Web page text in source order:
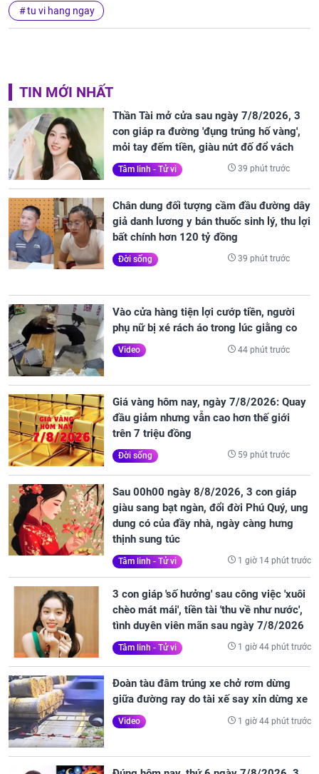
tu vi hang ngay
TIN MỚI NHẤT
Thần Tài mở cửa sau ngày 7/8/2026, 3
con giáp ra đường 'đụng trúng hố vàng',
mỏi tay đếm tiền, giàu nứt đố đổ vách
Tâm linh - Tử vi 39 phút trước
Chân dung đối tượng cầm đầu đường dây
giả danh lương y bán thuốc sinh lý, thu lợi
bất chính hơn 120 tỷ đồng
Đời sống 39 phút trước
Vào cửa hàng tiện lợi cướp tiền, người
phụ nữ bị xé rách áo trong lúc giằng co
Video 44 phút trước
Giá vàng hôm nay, ngày 7/8/2026: Quay
đầu giảm nhưng vẫn cao hơn thế giới
trên 7 triệu đồng
Đời sống 59 phút trước
Sau 00h00 ngày 8/8/2026, 3 con giáp
giàu sang bạt ngàn, đổi đời Phú Quý, ung
dung có của đầy nhà, ngày càng hưng
thịnh sung túc
Tâm linh - Tử vi 1 giờ 14 phút trước
3 con giáp 'số hưởng' sau công việc 'xuôi
chèo mát mái', tiền tài 'thu về như nước',
tình duyên viên mãn sau ngày 7/8/2026
Tâm linh - Tử vi 1 giờ 44 phút trước
Đoàn tàu đâm trúng xe chở rơm dừng
giữa đường ray do tài xế say xỉn dừng xe
Video 1 giờ 44 phút trước